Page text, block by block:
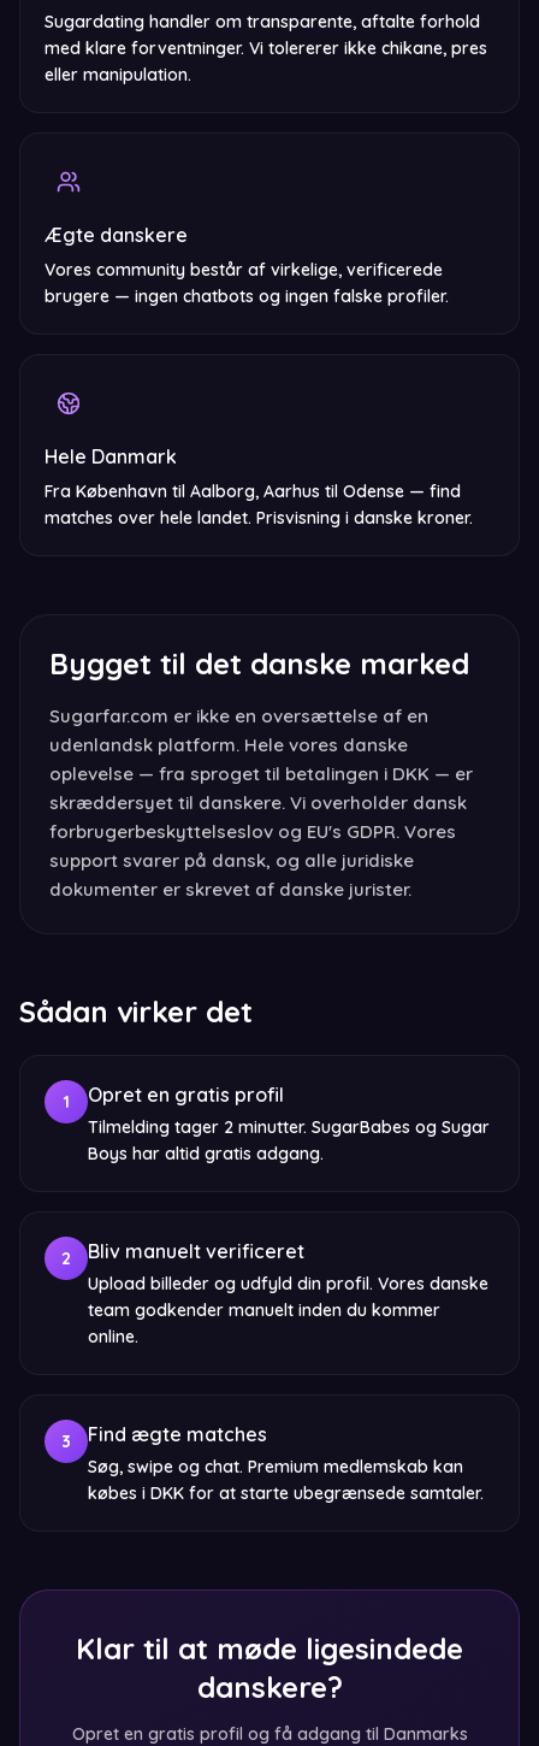
Sugardating handler om transparente, aftalte forhold
med klare forventninger. Vi tolererer ikke chikane, pres
eller manipulation.
Ægte danskere
Vores community består af virkelige, verificerede
brugere — ingen chatbots og ingen falske profiler.
Hele Danmark
Fra København til Aalborg, Aarhus til Odense — find
matches over hele landet. Prisvisning i danske kroner.
Bygget til det danske marked
Sugarfar.com er ikke en oversættelse af en
udenlandsk platform. Hele vores danske
oplevelse — fra sproget til betalingen i DKK — er
skræddersyet til danskere. Vi overholder dansk
forbrugerbeskyttelseslov og EU's GDPR. Vores
support svarer på dansk, og alle juridiske
dokumenter er skrevet af danske jurister.
Sådan virker det
1 Opret en gratis profil
Tilmelding tager 2 minutter. SugarBabes og Sugar
Boys har altid gratis adgang.
2 Bliv manuelt verificeret
Upload billeder og udfyld din profil. Vores danske
team godkender manuelt inden du kommer
online.
3 Find ægte matches
Søg, swipe og chat. Premium medlemskab kan
købes i DKK for at starte ubegrænsede samtaler.
Klar til at møde ligesindede
danskere?
Opret en gratis profil og få adgang til Danmarks